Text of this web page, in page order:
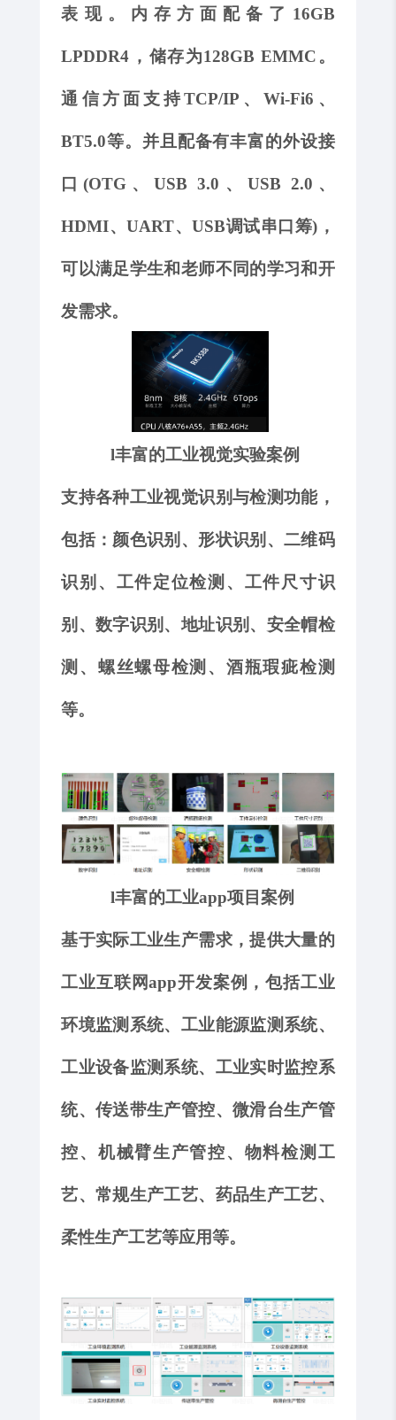
表现。内存方面配备了16GB
LPDDR4，储存为128GB EMMC。
通信方面支持TCP/IP、Wi-Fi6、
BT5.0等。并且配备有丰富的外设接
口(OTG、USB 3.0、USB 2.0、
HDMI、UART、USB调试串口筹)，
可以满足学生和老师不同的学习和开
发需求。
l丰富的工业视觉实验案例
支持各种工业视觉识别与检测功能，
包括： 颜色识别、形状识别、二维码
识别、工件定位检测、工件尺寸识
别、数字识别、地址识别、安全帽检
测、螺丝螺母检测、酒瓶瑕疵检测
等。
l丰富的工业app项目案例
基于实际工业生产需求，提供大量的
工业互联网app开发案例，包括工业
环境监测系统、工业能源监测系统、
工业设备监测系统、工业实时监控系
统、传送带生产管控、微滑台生产管
控、机械臂生产管控、 物料检测工
艺、常规生产工艺、药品生产工艺、
柔性生产工艺等应用等。